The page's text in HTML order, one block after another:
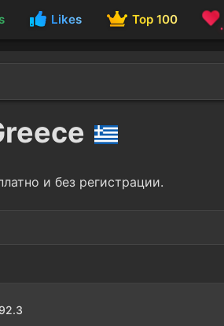
Likes Top 100
и без регистрации.